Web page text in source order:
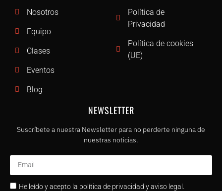
Nosotros
Equipo
Clases
Eventos
Blog
Política de
Privacidad
Política de cookies
(UE)
NEWSLETTER
Suscríbete a nuestra Newsletter para no perderte ninguna de
nuestras noticias.
He leído y acepto la política de privacidad y aviso legal.